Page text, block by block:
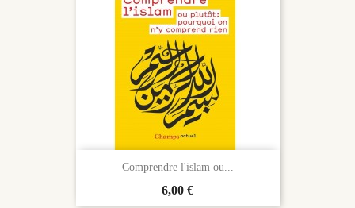
Comprendre l'islam ou...
Prix
6,00 €